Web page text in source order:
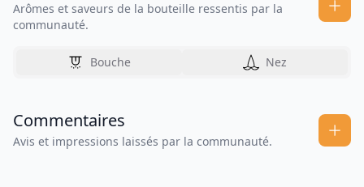
Arômes et saveurs de la bouteille ressentis par la
communauté.
Bouche Nez
Commentaires
Avis et impressions laissés par la communauté.